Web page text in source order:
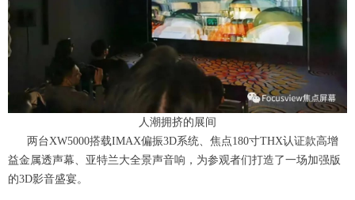
人潮拥挤的展间
两台XW5000搭载IMAX偏振3D系统、焦点180寸THX认证款高增
益金属透声幕、亚特兰大全景声音响，为参观者们打造了一场加强版
的3D影音盛宴。